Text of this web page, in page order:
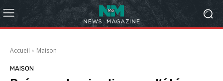
Accueil Maison
MAISON